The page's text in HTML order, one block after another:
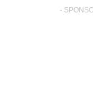
-